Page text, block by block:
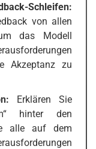
Schleifen:
von allen
das Modell
Akzeptanz zu
Erklären Sie
hinter den
alle auf dem